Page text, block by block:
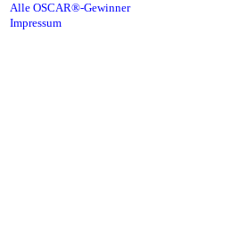
Alle OSCAR®-Gewinner
Impressum